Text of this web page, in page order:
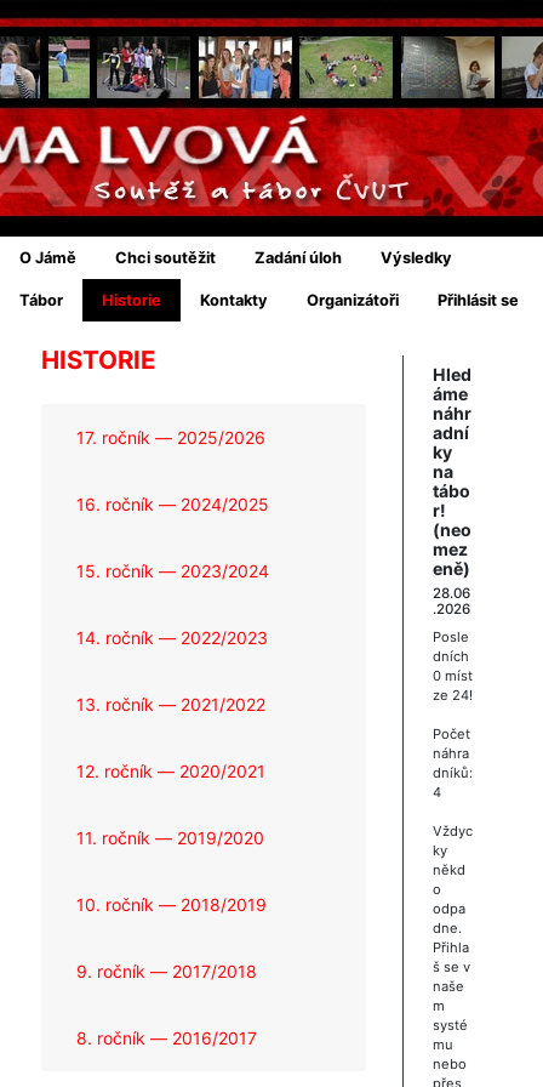
O Jámě Chci soutěžit Zadání úloh Výsledky
Tábor Historie Kontakty Organizátoři Přihlásit se
HISTORIE
17. ročník — 2025/2026
16. ročník — 2024/2025
15. ročník — 2023/2024
14. ročník — 2022/2023
13. ročník — 2021/2022
12. ročník — 2020/2021
11. ročník — 2019/2020
10. ročník — 2018/2019
9. ročník — 2017/2018
8. ročník — 2016/2017
Hled
áme
náhr
adní
ky
na
tábo
r!
(neo
mez
eně)
28.06
.2026
Posle
dních
0 míst
ze 24!
Počet
náhra
dníků:
4
Vždyc
ky
někd
o
odpa
dne.
Přihla
š se v
naše
m
systé
mu
nebo
přes